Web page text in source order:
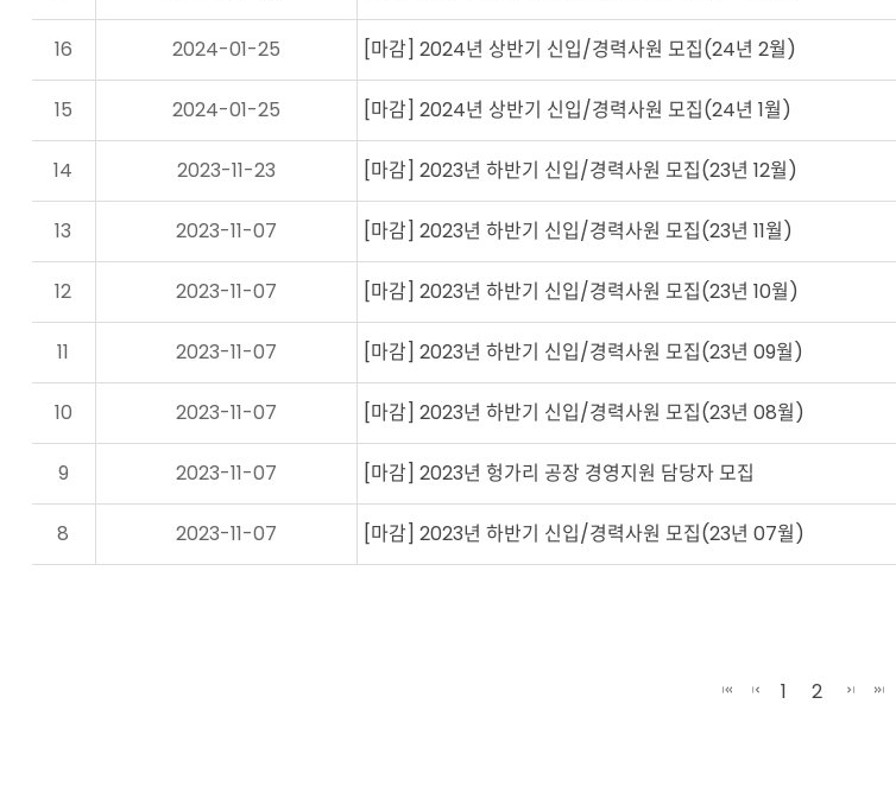
16 2024-01-25 [마감] 2024년 상반기 신입/경력사원 모집(24년 2월)
15 2024-01-25 [마감] 2024년 상반기 신입/경력사원 모집(24년 1월)
14 2023-11-23 [마감] 2023년 하반기 신입/경력사원 모집(23년 12월)
13 2023-11-07 [마감] 2023년 하반기 신입/경력사원 모집(23년 11월)
12 2023-11-07 [마감] 2023년 하반기 신입/경력사원 모집(23년 10월)
11 2023-11-07 [마감] 2023년 하반기 신입/경력사원 모집(23년 09월)
10 2023-11-07 [마감] 2023년 하반기 신입/경력사원 모집(23년 08월)
9 2023-11-07 [마감] 2023년 헝가리 공장 경영지원 담당자 모집
8 2023-11-07 [마감] 2023년 하반기 신입/경력사원 모집(23년 07월)
1 2